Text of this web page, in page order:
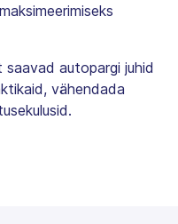
saavad autopargi juhid
vähendada